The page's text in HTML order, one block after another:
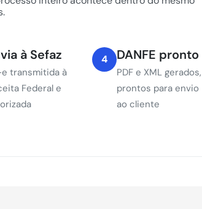
à Sefaz
e transmitida à
Federal e
4 DANFE pronto
PDF e XML gerados,
prontos para envio
ao cliente